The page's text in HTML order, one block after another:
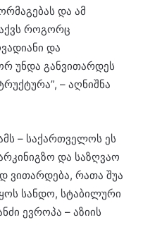
და ამ
როგორც
და
უნდა განვითარდეს
– აღნიშნა
– საქართველოს ეს
და საზღვაო
ვითარდება, რათა შუა
სანდო, სტაბილური
ევროპა – აზიის